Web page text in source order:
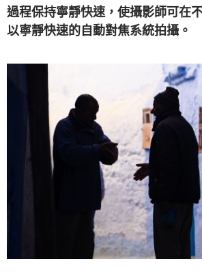
過程保持寧靜快速，使攝影師可在
以寧靜快速的自動對焦系統拍攝。